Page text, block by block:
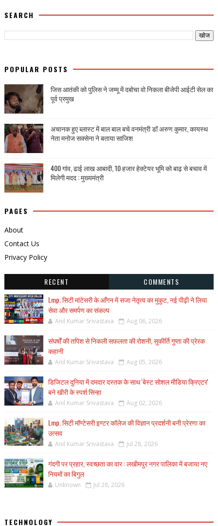
SEARCH
POPULAR POSTS
जिस आतंकी को पुलिस ने जम्मू में दबोचा वो निकला बीजेपी आईटी सेल का
पूर्व प्रमुख
अचानक हुए ब्लास्ट में बाल बाल बचे वनमंत्री डॉ अरुण कुमार, कायस्थ
नेता मनोज सक्सेना ने बताया साजिश
400 गांव, ढाई लाख आबादी, 10 हजार हेक्टेयर भूमि को बाढ़ से बचाव में
मिलेगी मदद : मुख्यमंत्री
PAGES
About
Contact Us
Privacy Policy
RECENT
COMMENTS
Lmp. सिटी मांटेसरी के आँगन में सजा नेतृत्व का मुकुट, नई पीढ़ी ने लिया
सेवा और समर्पण का संकल्प
Anil Kumar Srivastava Aug 06, 2026
संघर्षों की तपिश से निकली सफलता की रोशनी, सुकीर्ति गुप्ता की प्रेरक
कहानी
Anil Kumar Srivastava Aug 05, 2026
डिजिटल दुनिया में दमदार दस्तक के साथ 'बेस्ट सोशल मीडिया क्रिएटर'
बने खीरी के स्पर्श सिन्हा
Anil Kumar Srivastava Aug 02, 2026
Lmp. सिटी मॉण्टेसरी इण्टर कॉलेज की विज्ञान प्रदर्शनी बनी प्रेरणा का
उत्सव
Anil Kumar Srivastava Jul 28, 2026
गंदगी पर प्रहार, स्वच्छता का वार : लखीमपुर नगर पालिका में बजाया नए
नियमों का बिगुल
Unknown Jul 28, 2026
TECHNOLOGY